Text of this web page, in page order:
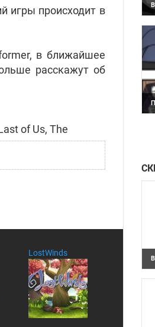
игры происходит в
в ближайшее
расскажут об
LostWinds